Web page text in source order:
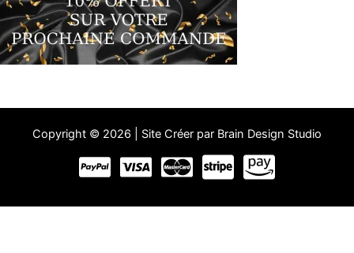
Copyright © 2026 | Site Créer par Brain Design Studio